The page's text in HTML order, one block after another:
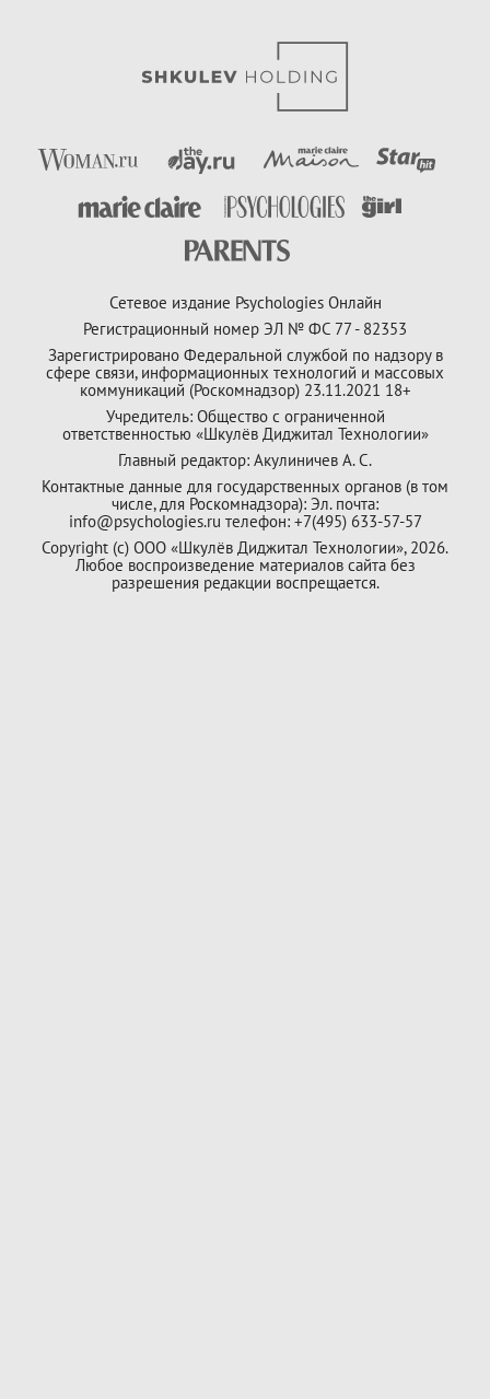
Сетевое издание Psychologies Онлайн
Регистрационный номер ЭЛ № ФС 77 - 82353
Зарегистрировано Федеральной службой по надзору в
сфере связи, информационных технологий и массовых
коммуникаций (Роскомнадзор) 23.11.2021 18+
Учредитель: Общество с ограниченной
ответственностью «Шкулёв Диджитал Технологии»
Главный редактор: Акулиничев А. С.
Контактные данные для государственных органов (в том
числе, для Роскомнадзора): Эл. почта:
info@psychologies.ru телефон: +7(495) 633-57-57
Copyright (с) ООО «Шкулёв Диджитал Технологии», 2026.
Любое воспроизведение материалов сайта без
разрешения редакции воспрещается.